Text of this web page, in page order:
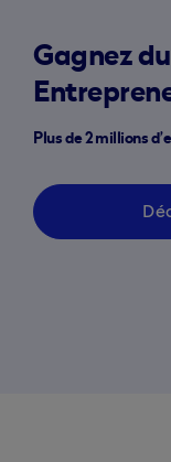
Gagnez
Plus de 2 millions